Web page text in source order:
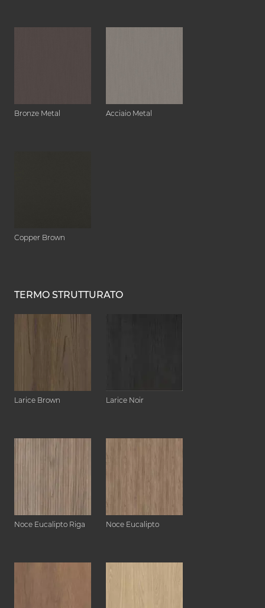
Bronze Metal Acciaio Metal
Copper Brown
TERMO STRUTTURATO
Larice Brown Larice Noir
Noce Eucalipto Riga Noce Eucalipto